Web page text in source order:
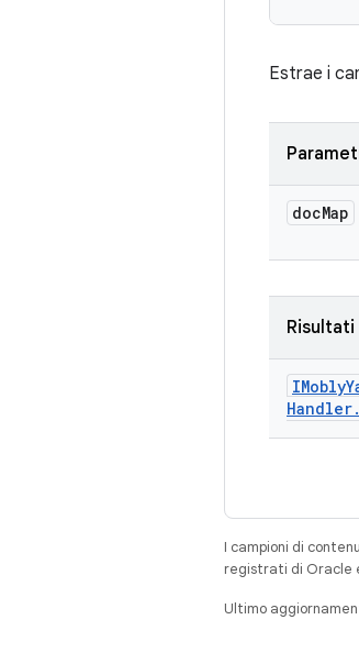
Estrae i
docMap
Risultati
IMobly
Handler.
I campioni di
registrati di Oracle
Ultimo